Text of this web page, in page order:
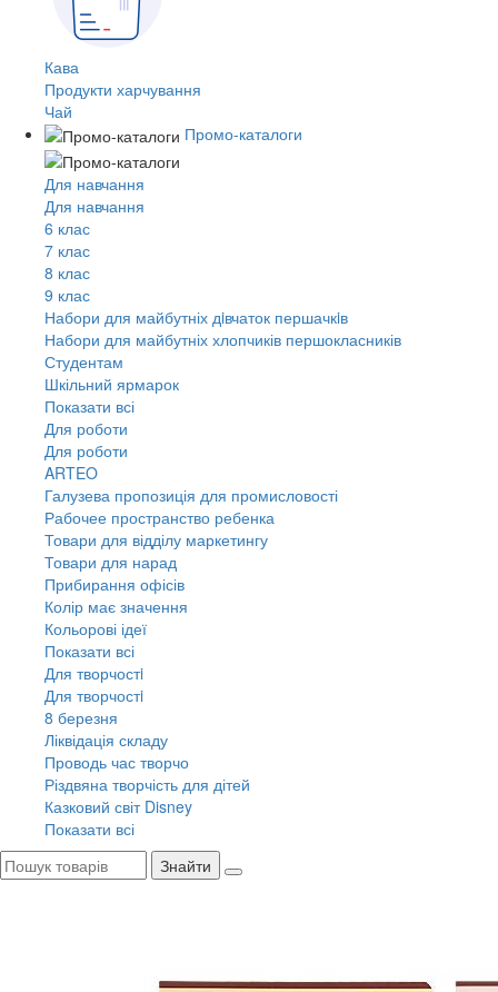
Кава
Продукти харчування
Чай
Промо-каталоги
Для навчання
Для навчання
6 клас
7 клас
8 клас
9 клас
Набори для майбутніх дiвчаток першачкiв
Набори для майбутніх хлопчиків першокласників
Студентам
Шкільний ярмарок
Показати всі
Для роботи
Для роботи
ARTEO
Галузева пропозиція для промисловості
Рабочее пространство ребенка
Товари для відділу маркетингу
Товари для нарад
Прибирання офісів
Колір має значення
Кольорові ідеї
Показати всі
Для творчостi
Для творчостi
8 березня
Ліквідація складу
Проводь час творчо
Різдвяна творчість для дітей
Казковий світ Disney
Показати всі
Знайти